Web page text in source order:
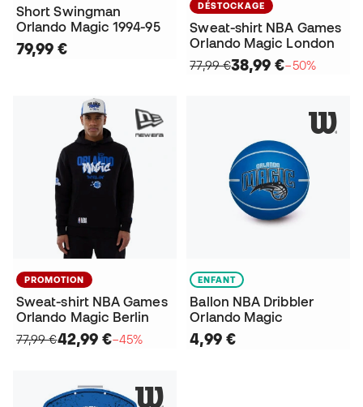
Short Swingman
Orlando Magic 1994-95
79,99 €
DÉSTOCKAGE
Sweat-shirt NBA Games
Orlando Magic London
77,99 €38,99 €−50%
PROMOTION
Sweat-shirt NBA Games
Orlando Magic Berlin
77,99 €42,99 €−45%
ENFANT
Ballon NBA Dribbler
Orlando Magic
4,99 €